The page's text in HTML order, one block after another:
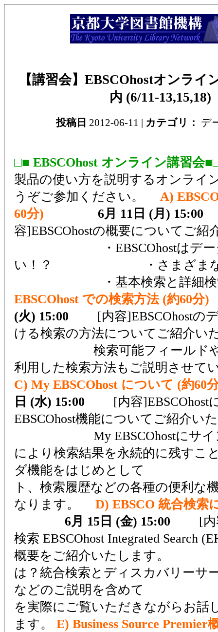
【講習会】EBSCOhostオンライ
内 (6/11-13,15,18)
投稿日 2012-06-11 | カテゴリ： デ
□■ EBSCOhost オンライン講習会
製品の使い方を説明するオンライ
うぞご参加ください。 A)
60分)
6月 11日 (月) 15:00
容]EBSCOhostの概要についてご紹
・EBSCOhostはデータ
い！？ ・さまざまな
・基本検索と詳細
EBSCOhost での検索方法 (約60分)
(火) 15:00 [内容]EBSCOhostのデ
ける検索の方法についてご紹介い
検索可能フィールドやブ
利用した検索方法もご説明させ
C) My EBSCOhost について (約60
日 (水) 15:00 [内容]EBSCOhost
EBSCOhost機能についてご紹介い
My EBSCOhostにサイン
により検索結果を永続的に残すこ
ダ機能をはじめとして
ト、検索履歴などの各種の便利な
なります。 D) EBSCO 統合検索
6月 15日 (金) 15:00 [内容
検索 EBSCOhost Integrated Search
概要をご紹介いたします
は？統合検索とディスカバリーサ
などのご説明を含めて
を実際にご覧いただきながらお話
ます。 E) Business Source Premier